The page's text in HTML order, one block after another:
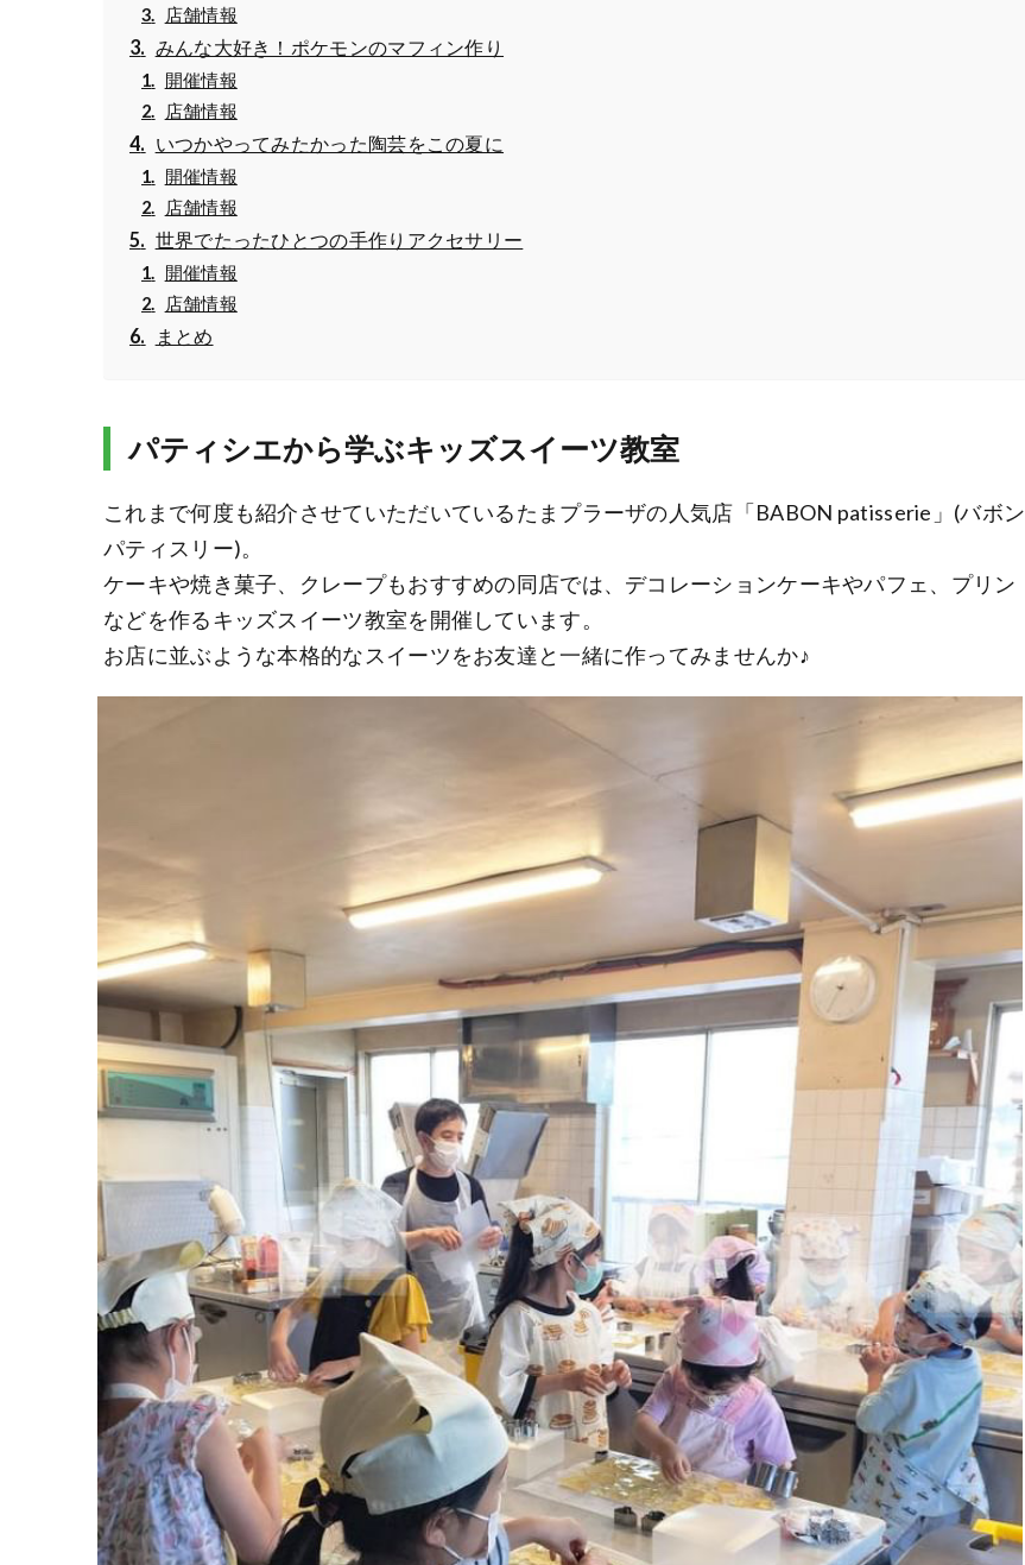
店舗情報
みんな大好き！ポケモンのマフィン作り
開催情報
店舗情報
いつかやってみたかった陶芸をこの夏に
開催情報
店舗情報
世界でたったひとつの手作りアクセサリー
開催情報
店舗情報
まとめ
パティシエから学ぶキッズスイーツ教室
これまで何度も紹介させていただいているたまプラーザの人気店「BABON patisserie」(バボン
パティスリー)。
ケーキや焼き菓子、クレープもおすすめの同店では、デコレーションケーキやパフェ、プリン
などを作るキッズスイーツ教室を開催しています。
お店に並ぶような本格的なスイーツをお友達と一緒に作ってみませんか♪